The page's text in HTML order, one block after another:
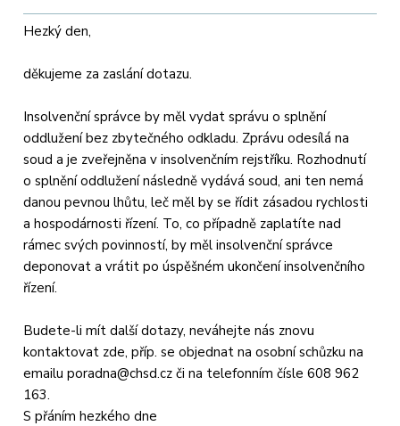
Hezký den,
děkujeme za zaslání dotazu.
Insolvenční správce by měl vydat správu o splnění
oddlužení bez zbytečného odkladu. Zprávu odesílá na
soud a je zveřejněna v insolvenčním rejstříku. Rozhodnutí
o splnění oddlužení následně vydává soud, ani ten nemá
danou pevnou lhůtu, leč měl by se řídit zásadou rychlosti
a hospodárnosti řízení. To, co případně zaplatíte nad
rámec svých povinností, by měl insolvenční správce
deponovat a vrátit po úspěšném ukončení insolvenčního
řízení.
Budete-li mít další dotazy, neváhejte nás znovu
kontaktovat zde, příp. se objednat na osobní schůzku na
emailuporadna@chsd.cz či na telefonním čísle 608 962
163.
S přáním hezkého dne